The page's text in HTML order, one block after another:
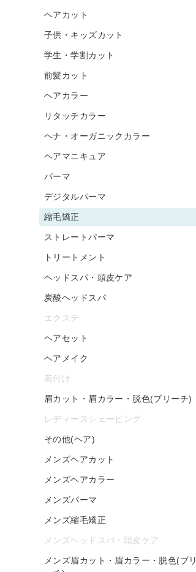
ヘアカット
子供・キッズカット
学生・学割カット
前髪カット
ヘアカラー
リタッチカラー
ヘナ・オーガニックカラー
ヘアマニキュア
パーマ
デジタルパーマ
縮毛矯正
ストレートパーマ
トリートメント
ヘッドスパ・頭皮ケア
炭酸ヘッドスパ
エクステ
ヘアセット
ヘアメイク
着付け
眉カット・眉カラー・脱色(ブリーチ)
レディースシェービング
その他(ヘア)
メンズヘアカット
メンズヘアカラー
メンズパーマ
メンズ縮毛矯正
メンズヘッドスパ・頭皮ケア
メンズ眉カット・眉カラー・脱色(ブリ